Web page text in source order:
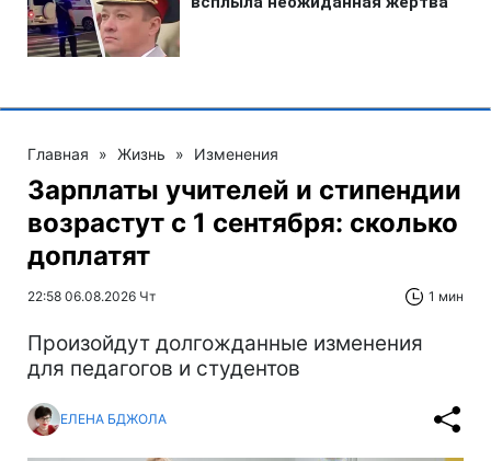
Главная » Жизнь » Изменения
Зарплаты учителей и стипендии
возрастут с 1 сентября: сколько
доплатят
22:58 06.08.2026 Чт 1 мин
Произойдут долгожданные изменения
для педагогов и студентов
ЕЛЕНА БДЖОЛА